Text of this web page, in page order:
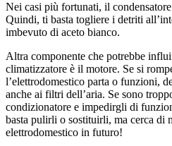
Nei casi più fortunati, il
Quindi, ti basta togliere i detriti
imbevuto di aceto bianco.
Altra componente che potrebbe
climatizzatore è il motore. Se si
l’elettrodomestico parta o funzioni,
anche ai filtri dell’aria. Se sono
condizionatore e impedirgli di
basta pulirli o sostituirli, ma cerca di
elettrodomestico in futuro!